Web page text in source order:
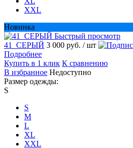
XXL
Новинка
Быстрый просмотр
41_СЕРЫЙ 3 000 руб. / шт
Подробнее
Купить в 1 клик К сравнению
В избранное Недоступно
Размер одежды:
S
S
M
L
XL
XXL